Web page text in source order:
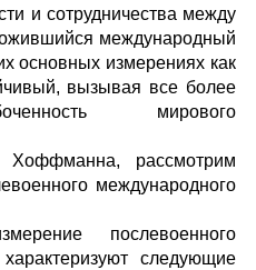
и сотрудничества между
международный
основных измерениях как
вызывая все более
мирового
рассмотрим
международного
послевоенного
следующие